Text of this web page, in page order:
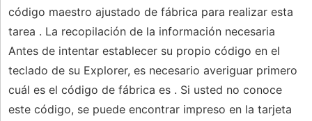
código maestro ajustado de fábrica para realizar esta
tarea . La recopilación de la información necesaria
Antes de intentar establecer su propio código en el
teclado de su Explorer, es necesario averiguar primero
cuál es el código de fábrica es . Si usted no conoce
este código, se puede encontrar impreso en la tarjeta